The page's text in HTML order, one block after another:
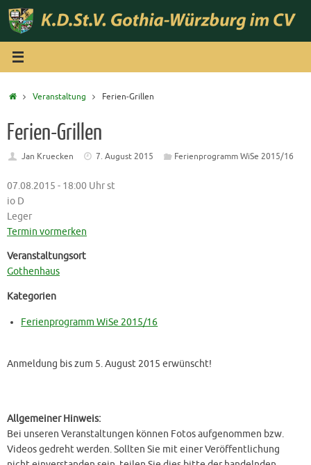
Zum
Inhalt
springen
StartVeranstaltung Ferien-Grillen
Ferien-Grillen
Jan Kruecken 7. August 2015 Ferienprogramm WiSe 2015/16
07.08.2015 - 18:00 Uhr st
io D
Leger
Termin vormerken
Veranstaltungsort
Gothenhaus
Kategorien
Ferienprogramm WiSe 2015/16
Anmeldung bis zum 5. August 2015 erwünscht!
Allgemeiner Hinweis:
Bei unseren Veranstaltungen können Fotos aufgenommen bzw.
Videos gedreht werden. Sollten Sie mit einer Veröffentlichung